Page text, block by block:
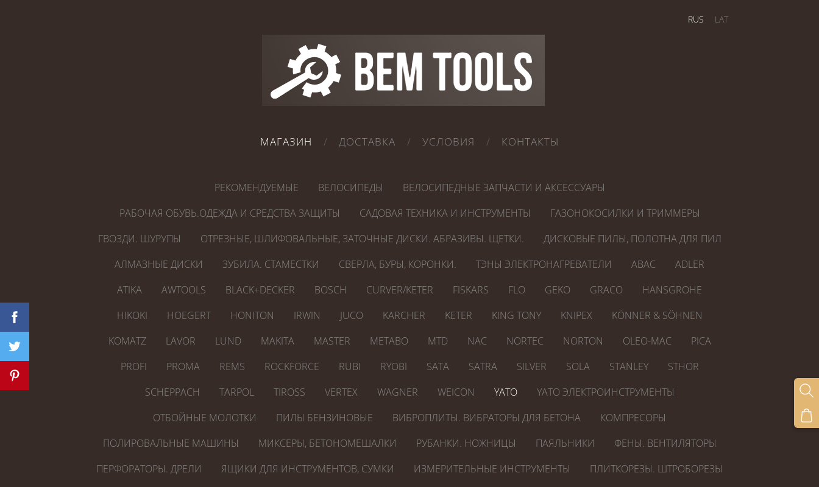
МАГАЗИН ДОСТАВКА УСЛОВИЯ КОНТАКТЫ
RUS LAT
РЕКОМЕНДУЕМЫЕ ВЕЛОСИПЕДЫ
ВЕЛОСИПЕДНЫЕ ЗАПЧАСТИ И АКСЕССУАРЫ
РАБОЧАЯ ОБУВЬ.ОДЕЖДА И СРЕДСТВА ЗАЩИТЫ
САДОВАЯ ТЕХНИКА И ИНСТРУМЕНТЫ
ГАЗОНОКОСИЛКИ И ТРИММЕРЫ
ГВОЗДИ. ШУРУПЫ
ОТРЕЗНЫЕ, ШЛИФОВАЛЬНЫЕ, ЗАТОЧНЫЕ ДИСКИ. АБРАЗИВЫ. ЩЕТКИ.
ДИСКОВЫЕ ПИЛЫ, ПОЛОТНА ДЛЯ ПИЛ
АЛМАЗНЫЕ ДИСКИ
ЗУБИЛА. СТАМЕСТКИ СВЕРЛА, БУРЫ, КОРОНКИ. ТЭНЫ ЭЛЕКТРОНАГРЕВАТЕЛИ ABAC
ADLER
ATIKA
AWTOOLS BLACK+DECKER BOSCH CURVER/KETER FISKARS FLO GEKO GRACO
HANSGROHE
HIKOKI
HOEGERT HONITON IRWIN JUCO KARCHER KETER KING TONY KNIPEX
KÖNNER & SÖHNEN
KOMATZ
LAVOR LUND MAKITA MASTER METABO MTD NAC NORTEC NORTON OLEO-MAC
PICA
PROFI
PROMA REMS ROCKFORCE RUBI RYOBI SATA SATRA SILVER SOLA STANLEY
STHOR
SCHEPPACH
TARPOL TIROSS VERTEX WAGNER WEICON YATO
YATO ЭЛЕКТРОИНСТРУМЕНТЫ
ОТБОЙНЫЕ МОЛОТКИ
ПИЛЫ БЕНЗИНОВЫЕ ВИБРОПЛИТЫ. ВИБРАТОРЫ ДЛЯ БЕТОНА
КОМПРЕСОРЫ
ПОЛИРОВАЛЬНЫЕ МАШИНЫ
МИКСЕРЫ, БЕТОНОМЕШАЛКИ РУБАНКИ. НОЖНИЦЫ ПАЯЛЬНИКИ
ФЕНЫ. ВЕНТИЛЯТОРЫ
ПЕРФОРАТОРЫ. ДРЕЛИ
ЯЩИКИ ДЛЯ ИНСТРУМЕНТОВ, СУМКИ ИЗМЕРИТЕЛЬНЫЕ ИНСТРУМЕНТЫ
ПЛИТКОРЕЗЫ. ШТРОБОРЕЗЫ